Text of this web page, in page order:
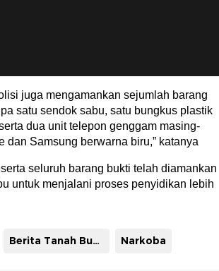
juga mengamankan sejumlah barang
satu sendok sabu, satu bungkus plastik
dua unit telepon genggam masing-
dan Samsung berwarna biru,” katanya
seluruh barang bukti telah diamankan
untuk menjalani proses penyidikan lebih
Berita Tanah Bumbu Narkoba